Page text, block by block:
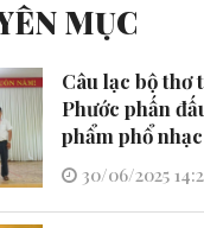
MỤC
Câu lạc bộ thơ
Phước phấn
phẩm phổ nhạc
30/06/2025